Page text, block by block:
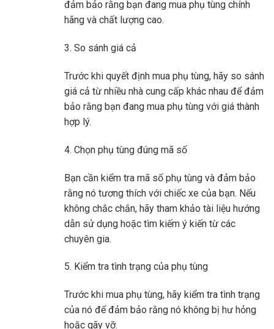
đảm bảo rằng bạn đang mua phụ tùng chính
hãng và chất lượng cao.
3. So sánh giá cả
Trước khi quyết định mua phụ tùng, hãy so sánh
giá cả từ nhiều nhà cung cấp khác nhau để đảm
bảo rằng bạn đang mua phụ tùng với giá thành
hợp lý.
4. Chọn phụ tùng đúng mã số
Bạn cần kiểm tra mã số phụ tùng và đảm bảo
rằng nó tương thích với chiếc xe của bạn. Nếu
không chắc chắn, hãy tham khảo tài liệu hướng
dẫn sử dụng hoặc tìm kiếm ý kiến ​​từ các
chuyên gia.
5. Kiểm tra tình trạng của phụ tùng
Trước khi mua phụ tùng, hãy kiểm tra tình trạng
của nó để đảm bảo rằng nó không bị hư hỏng
hoặc gãy vỡ.